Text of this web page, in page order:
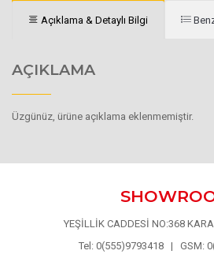
Açıklama & Detaylı Bilgi
AÇIKLAMA
Üzgünüz, ürüne açıklama eklenmemiştir.
YEŞİLLİK CADDESİ NO:368
Tel: 0(555)9793418 | GSM: